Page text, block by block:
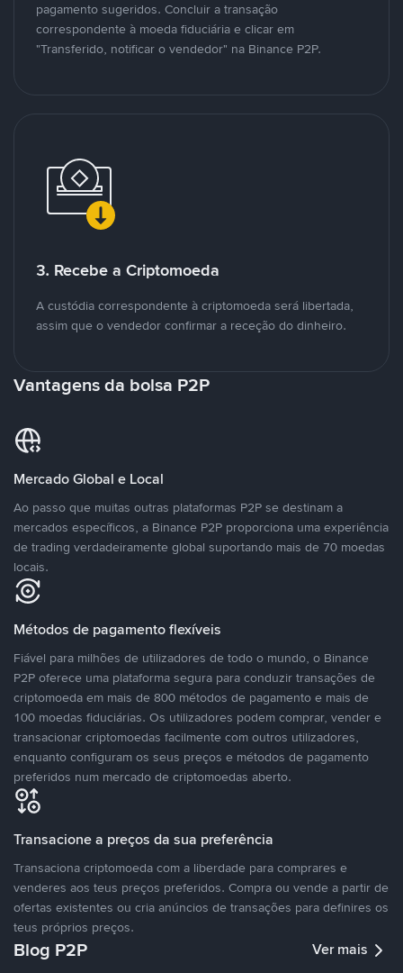
pagamento sugeridos. Concluir a transação
correspondente à moeda fiduciária e clicar em
"Transferido, notificar o vendedor" na Binance P2P.
3. Recebe a Criptomoeda
A custódia correspondente à criptomoeda será libertada,
assim que o vendedor confirmar a receção do dinheiro.
Vantagens da bolsa P2P
Mercado Global e Local
Ao passo que muitas outras plataformas P2P se destinam a
mercados específicos, a Binance P2P proporciona uma experiência
de trading verdadeiramente global suportando mais de 70 moedas
locais.
Métodos de pagamento flexíveis
Fiável para milhões de utilizadores de todo o mundo, o Binance
P2P oferece uma plataforma segura para conduzir transações de
criptomoeda em mais de 800 métodos de pagamento e mais de
100 moedas fiduciárias. Os utilizadores podem comprar, vender e
transacionar criptomoedas facilmente com outros utilizadores,
enquanto configuram os seus preços e métodos de pagamento
preferidos num mercado de criptomoedas aberto.
Transacione a preços da sua preferência
Transaciona criptomoeda com a liberdade para comprares e
venderes aos teus preços preferidos. Compra ou vende a partir de
ofertas existentes ou cria anúncios de transações para definires os
teus próprios preços.
Blog P2P Ver mais